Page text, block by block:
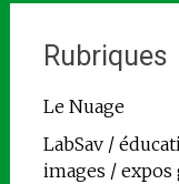
Rubriques
Le Nuage
LabSav /
images / expos